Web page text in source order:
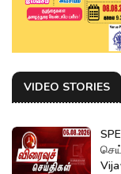
VIDEO STORIES